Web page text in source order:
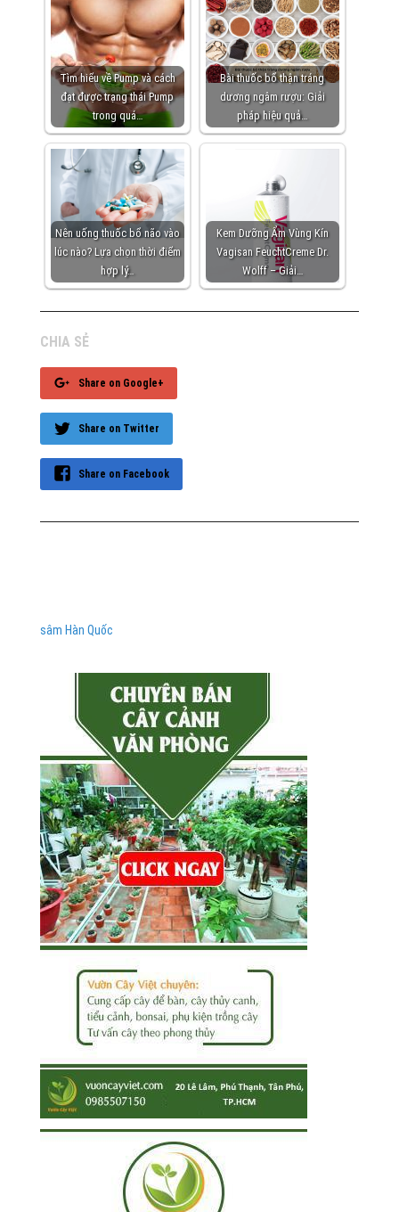
Tìm hiểu về Pump và cách
đạt được trạng thái Pump
trong quá…
Bài thuốc bổ thận tráng
dương ngâm rượu: Giải
pháp hiệu quả…
Nên uống thuốc bổ não vào
lúc nào? Lựa chọn thời điểm
hợp lý…
Kem Dưỡng Ẩm Vùng Kín
Vagisan FeuchtCreme Dr.
Wolff – Giải…
CHIA SẺ
Share on Google+
Share on Twitter
Share on Facebook
sâm Hàn Quốc